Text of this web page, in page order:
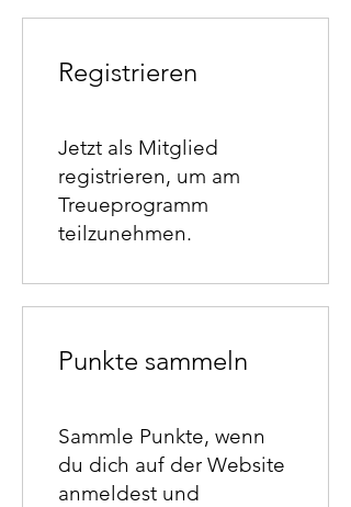
Registrieren
Jetzt als Mitglied
registrieren, um am
Treueprogramm
teilzunehmen.
Punkte sammeln
Sammle Punkte, wenn
du dich auf der Website
anmeldest und